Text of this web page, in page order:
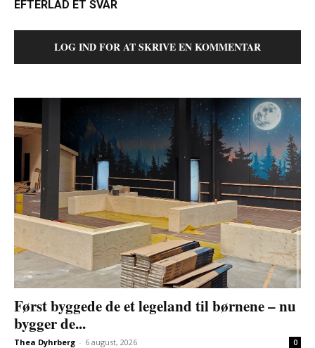
EFTERLAD ET SVAR
LOG IND FOR AT SKRIVE EN KOMMENTAR
Først byggede de et legeland til børnene – nu
bygger de...
Thea Dyhrberg - 6 august, 2026 0